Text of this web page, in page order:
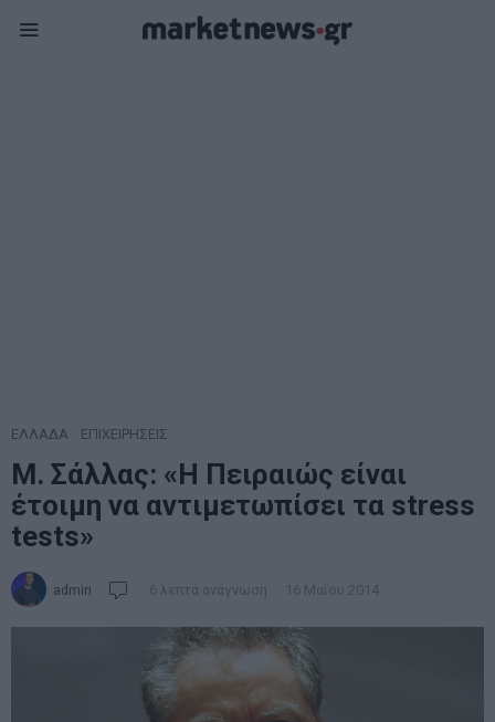
ΕΛΛΑΔΑ ΕΠΙΧΕΙΡΗΣΕΙΣ
Μ. Σάλλας: «Η Πειραιώς είναι
έτοιμη να αντιμετωπίσει τα stress
tests»
admin 6 λεπτά ανάγνωση 16 Μαΐου 2014